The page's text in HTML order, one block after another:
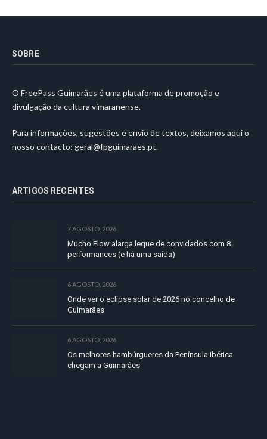
SOBRE
O FreePass Guimarães é uma plataforma de promoção e
divulgação da cultura vimaranense.
Para informações, sugestões e envio de textos, deixamos aqui o
nosso contacto: geral@fpguimaraes.pt.
ARTIGOS RECENTES
7 AGOSTO, 2026
Mucho Flow alarga leque de convidados com 8
performances (e há uma saída)
6 AGOSTO, 2026
Onde ver o eclipse solar de 2026 no concelho de
Guimarães
6 AGOSTO, 2026
Os melhores hambúrgueres da Península Ibérica
chegam a Guimarães